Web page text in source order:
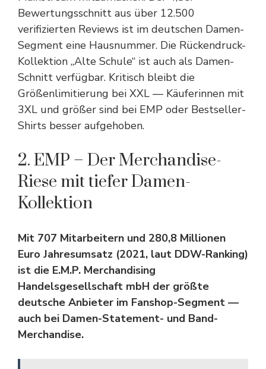
Bewertungsschnitt aus über 12.500
verifizierten Reviews ist im deutschen Damen-
Segment eine Hausnummer. Die Rückendruck-
Kollektion „Alte Schule“ ist auch als Damen-
Schnitt verfügbar. Kritisch bleibt die
Größenlimitierung bei XXL — Käuferinnen mit
3XL und größer sind bei EMP oder Bestseller-
Shirts besser aufgehoben.
2. EMP – Der Merchandise-
Riese mit tiefer Damen-
Kollektion
Mit 707 Mitarbeitern und 280,8 Millionen
Euro Jahresumsatz (2021, laut DDW-Ranking)
ist die E.M.P. Merchandising
Handelsgesellschaft mbH der größte
deutsche Anbieter im Fanshop-Segment —
auch bei Damen-Statement- und Band-
Merchandise.